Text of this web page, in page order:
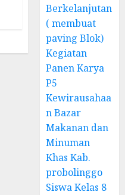
Berkelanjutan
( membuat
paving Blok)
Kegiatan
Panen Karya
P5
Kewirausahaa
n Bazar
Makanan dan
Minuman
Khas Kab.
probolinggo
Siswa Kelas 8